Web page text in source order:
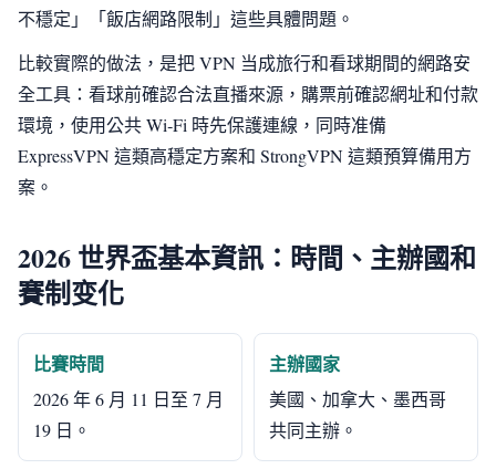
不穩定」「飯店網路限制」這些具體問題。
比較實際的做法，是把 VPN 当成旅行和看球期間的網路安
全工具：看球前確認合法直播來源，購票前確認網址和付款
環境，使用公共 Wi‑Fi 時先保護連線，同時准備
ExpressVPN 這類高穩定方案和 StrongVPN 這類預算備用方
案。
2026 世界盃基本資訊：時間、主辦國和
賽制变化
比賽時間
2026 年 6 月 11 日至 7 月
19 日。
主辦國家
美國、加拿大、墨西哥
共同主辦。